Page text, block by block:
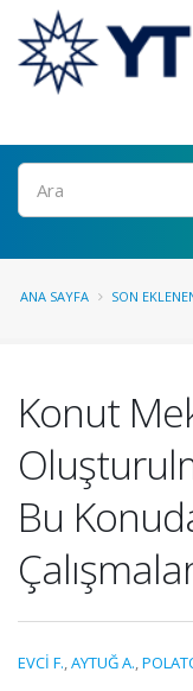
Ara
ANA SAYFA SON
Konut
Bu
EVCİ F.,AYTUĞ A.,